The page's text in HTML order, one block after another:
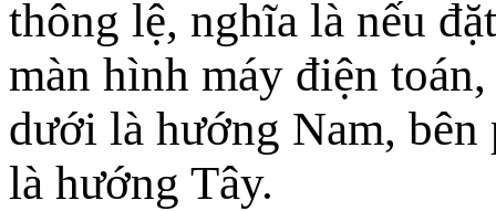
thông lệ, nghĩa là nếu
màn hình máy điện
dưới là hướng Nam,
là hướng Tây.